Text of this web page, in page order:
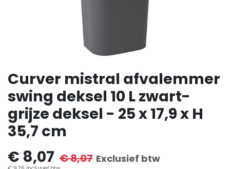
Curver mistral afvalemmer
swing deksel 10 L zwart-
grijze deksel - 25 x 17,9 x H
35,7 cm
€ 8,07 €8,07 Exclusief btw